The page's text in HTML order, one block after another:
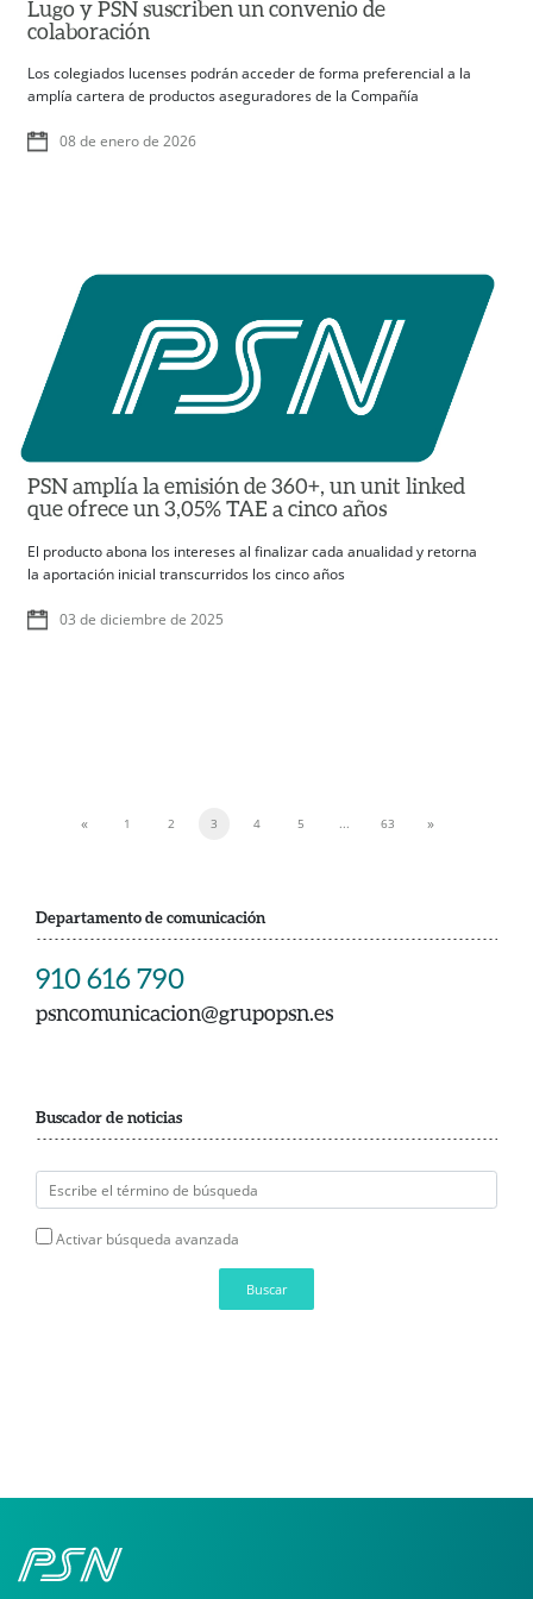
Lugo y PSN suscriben un convenio de
colaboración
Los colegiados lucenses podrán acceder de forma preferencial a la
amplía cartera de productos aseguradores de la Compañía
08 de enero de 2026
PSN amplía la emisión de 360+, un unit linked
que ofrece un 3,05% TAE a cinco años
El producto abona los intereses al finalizar cada anualidad y retorna
la aportación inicial transcurridos los cinco años
03 de diciembre de 2025
«
Previous
1 2 3 4 5 ... 63 »
Next
Departamento de comunicación
910 616 790
psncomunicacion@grupopsn.es
Buscador de noticias
Activar búsqueda avanzada
Buscar